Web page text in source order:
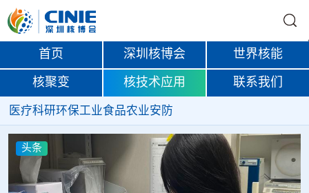
首页 深圳核博会 世界核能
核聚变 核技术应用 联系我们
医疗科研环保工业食品农业安防
头条